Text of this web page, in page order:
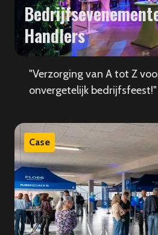
Handlers
"Verzorging van A tot Z
onvergetelijk bedrijfsfeest!"
Case